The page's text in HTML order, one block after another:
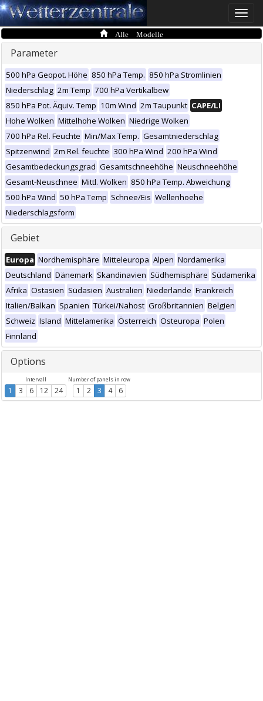
Toggle
Alle Modelle
Parameter
500 hPa Geopot. Höhe 850 hPa Temp. 850 hPa Stromlinien
Niederschlag 2m Temp 700 hPa Vertikalbew
850 hPa Pot. Äquiv. Temp 10m Wind 2m Taupunkt CAPE/LI
Hohe Wolken Mittelhohe Wolken Niedrige Wolken
700 hPa Rel. Feuchte Min/Max Temp. Gesamtniederschlag
Spitzenwind 2m Rel. feuchte 300 hPa Wind 200 hPa Wind
Gesamtbedeckungsgrad Gesamtschneehöhe Neuschneehöhe
Gesamt-Neuschnee Mittl. Wolken 850 hPa Temp. Abweichung
500 hPa Wind 50 hPa Temp Schnee/Eis Wellenhoehe
Niederschlagsform
Gebiet
Europa Nordhemisphäre Mitteleuropa Alpen Nordamerika
Deutschland Dänemark Skandinavien Südhemisphäre Südamerika
Afrika Ostasien Südasien Australien Niederlande Frankreich
Italien/Balkan Spanien Türkei/Nahost Großbritannien Belgien
Schweiz Island Mittelamerika Österreich Osteuropa Polen
Finnland
Options
Intervall
1 3 6 12 24
Number of panels in row
1 2 3 4 6